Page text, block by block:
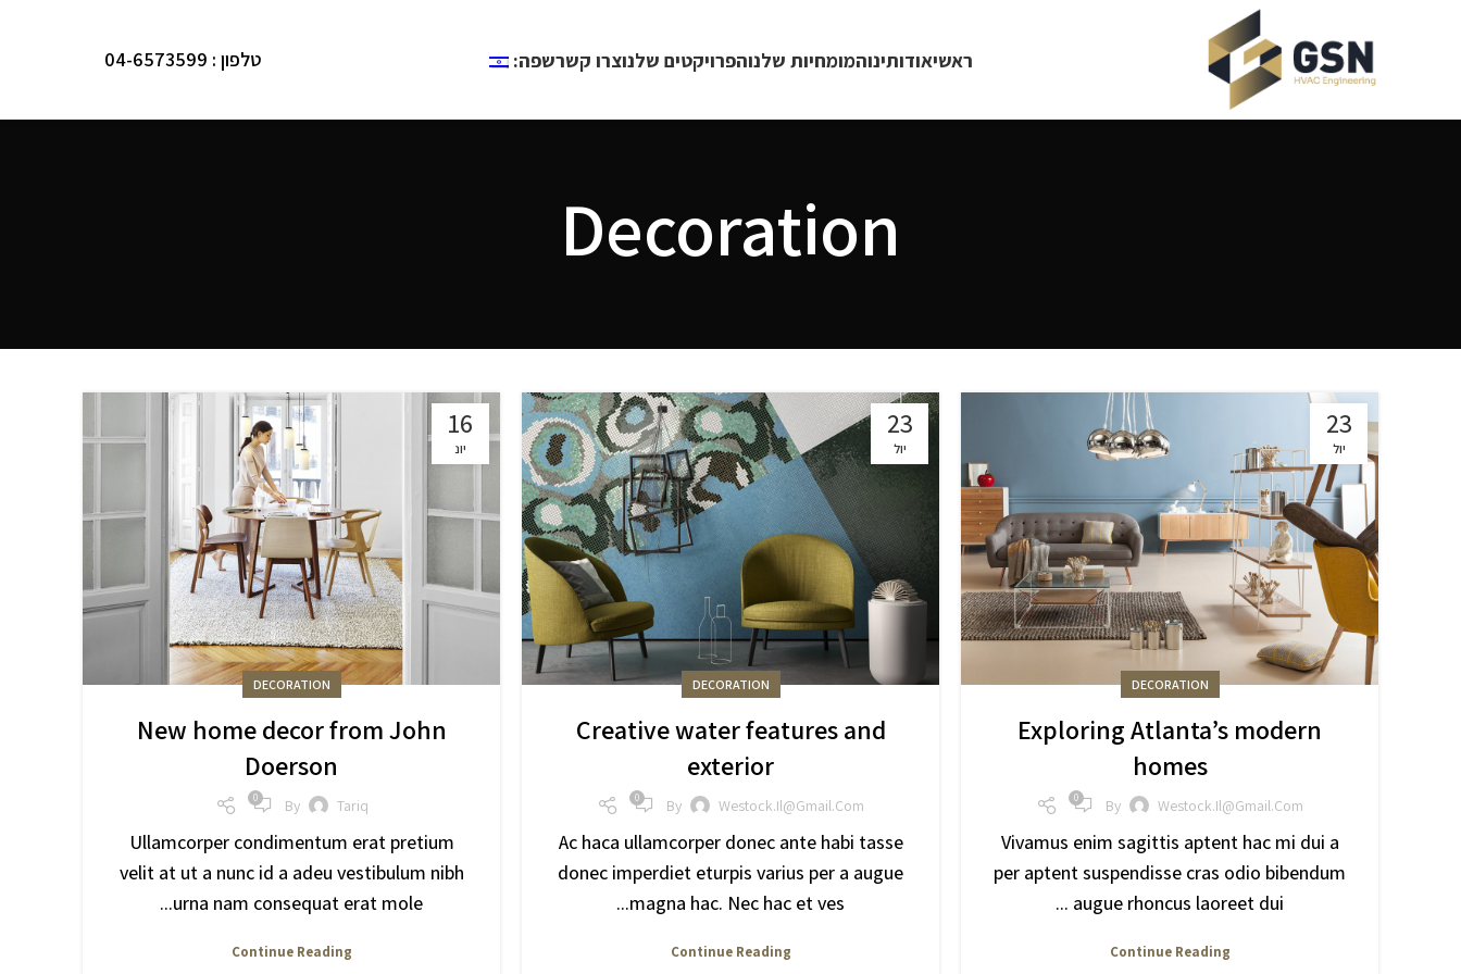
ראשיאודותינוהמומחיות שלנוהפרויקטים שלנוצרו קשרשפה: טלפון : 04-6573599
Decoration
23
יול
DECORATION
Exploring Atlanta’s modern
homes
By Westock.il@gmail.com
0
Vivamus enim sagittis aptent hac mi dui a
per aptent suspendisse cras odio bibendum
augue rhoncus laoreet dui ...
Continue Reading
23
יול
DECORATION
Creative water features and
exterior
By Westock.il@gmail.com
0
Ac haca ullamcorper donec ante habi tasse
donec imperdiet eturpis varius per a augue
magna hac. Nec hac et ves...
Continue Reading
16
יונ
DECORATION
New home decor from John
Doerson
By Tariq
0
Ullamcorper condimentum erat pretium
velit at ut a nunc id a adeu vestibulum nibh
urna nam consequat erat mole...
Continue Reading